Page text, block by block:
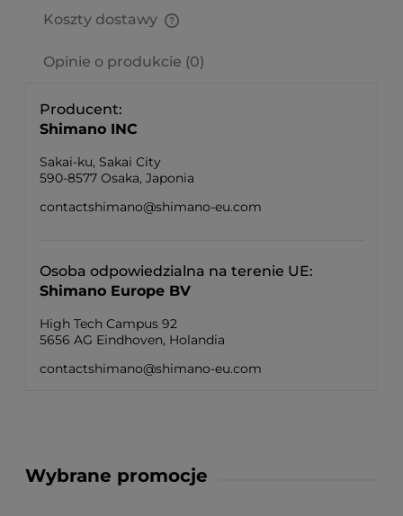
Koszty dostawy
Opinie o produkcie (0)
Producent
Shimano INC
Sakai-ku, Sakai City
590-8577 Osaka, Japonia
contactshimano@shimano-eu.com
Osoba odpowiedzialna na terenie UE
Shimano Europe BV
High Tech Campus 92
5656 AG Eindhoven, Holandia
contactshimano@shimano-eu.com
Wybrane promocje